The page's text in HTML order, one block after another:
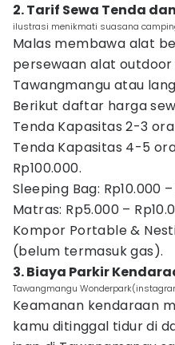
2. Tarif Sewa Tenda
ilustrasi menikmati suasana
Malas membawa alat
persewaan alat
Tawangmangu atau
Berikut daftar harga
Tenda Kapasitas 2-3
Tenda Kapasitas 4-5
Rp100.000.
Sleeping Bag: Rp10.000 –
Matras: Rp5.000 –
Kompor Portable &
(belum termasuk gas).
3. Biaya Parkir
Tawangmangu
Keamanan kendaraan
kamu ditinggal tidur di